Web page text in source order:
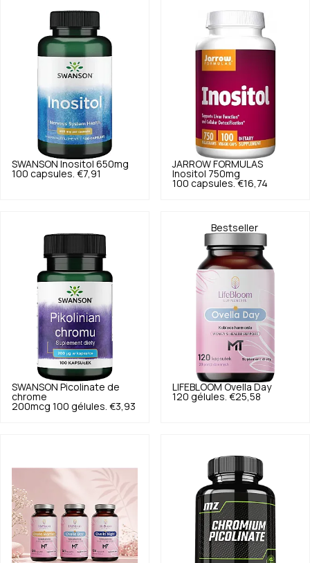
SWANSON Inositol 650mg
100 capsules. €7,91
JARROW FORMULAS
Inositol 750mg
100 capsules. €16,74
SWANSON Picolinate de
chrome
200mcg 100 gélules. €3,93
Bestseller
LIFEBLOOM Ovella Day
120 gélules. €25,58